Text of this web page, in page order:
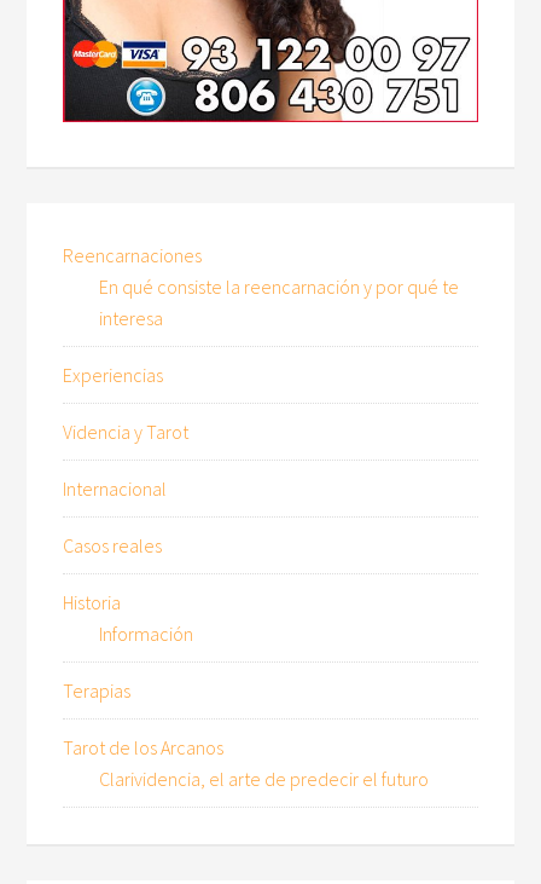
Reencarnaciones
En qué consiste la reencarnación y por qué te
interesa
Experiencias
Videncia y Tarot
Internacional
Casos reales
Historia
Información
Terapias
Tarot de los Arcanos
Clarividencia, el arte de predecir el futuro